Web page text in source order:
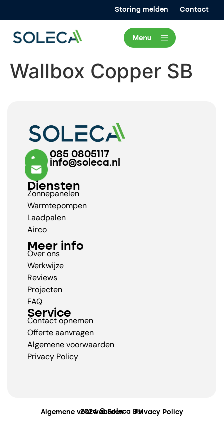
Storing melden Contact
Wallbox Copper SB
085 0805117
info@soleca.nl
Diensten
Zonnepanelen
Warmtepompen
Laadpalen
Airco
Meer info
Over ons
Werkwijze
Reviews
Projecten
FAQ
Service
Contact opnemen
Offerte aanvragen
Algemene voorwaarden
Privacy Policy
2024 © Soleca B.V
Algemene voorwaarden Privacy Policy